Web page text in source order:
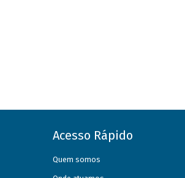
Acesso Rápido
Quem somos